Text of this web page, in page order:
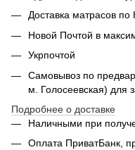
Доставка матрасов по
Новой Почтой в
Укрпочтой
Самовывоз по
м. Голосеевская) для
Подробнее о доставке
Наличными при
Оплата ПриватБанк,